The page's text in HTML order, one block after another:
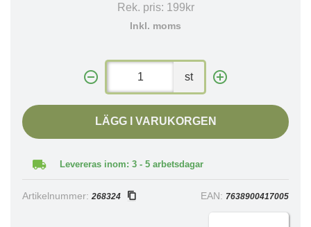
Rek. pris: 199kr
Inkl. moms
st
LÄGG I VARUKORGEN
Levereras inom: 3 - 5 arbetsdagar
Artikelnummer: 268324 EAN: 7638900417005